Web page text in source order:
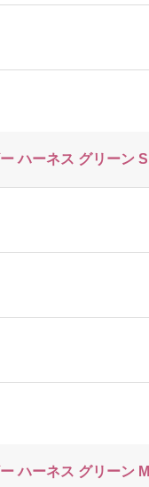
ハーネス グリーン S
ハーネス グリーン M